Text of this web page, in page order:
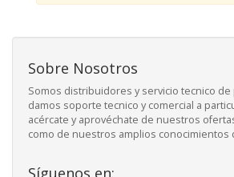
Sobre Nosotros
Somos distribuidores y servicio tecnico
damos soporte tecnico y comercial a
acércate y aprovéchate de nuestros
como de nuestros amplios conocimientos
Síguenos en: